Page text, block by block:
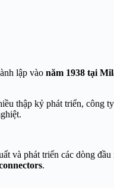
lập vào năm 1938 tại
thập kỷ phát triển, công
xuất và phát triển